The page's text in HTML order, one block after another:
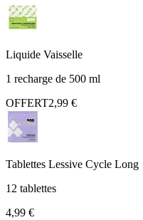
Liquide Vaisselle
1 recharge de 500 ml
OFFERT2,99 €
Tablettes Lessive Cycle Long
12 tablettes
4,99 €